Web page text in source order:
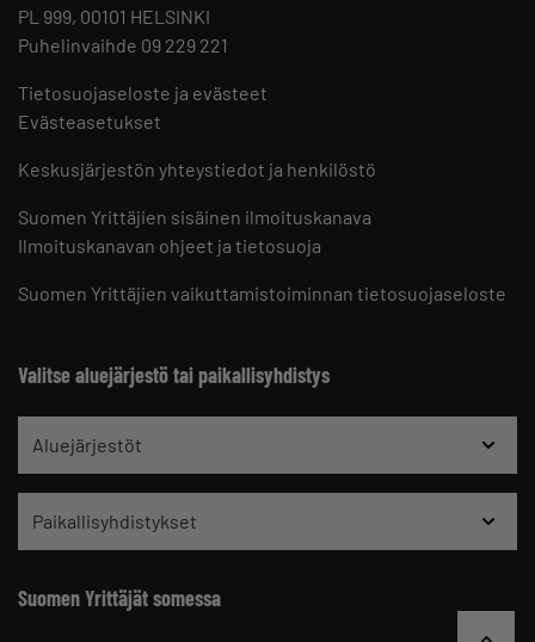
PL 999, 00101 HELSINKI
Puhelinvaihde 09 229 221
Tietosuojaseloste ja evästeet
Evästeasetukset
Keskusjärjestön yhteystiedot ja henkilöstö
Suomen Yrittäjien sisäinen ilmoituskanava
Ilmoituskanavan ohjeet ja tietosuoja
Suomen Yrittäjien vaikuttamistoiminnan tietosuojaseloste
Valitse aluejärjestö tai paikallisyhdistys
Aluejärjestöt
Paikallisyhdistykset
Suomen Yrittäjät somessa